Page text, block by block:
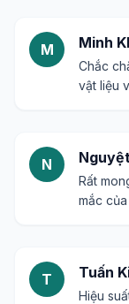
M Minh
Chắc
vật liệu
N
Rất
mắc của
T Tuấn
Hiệu